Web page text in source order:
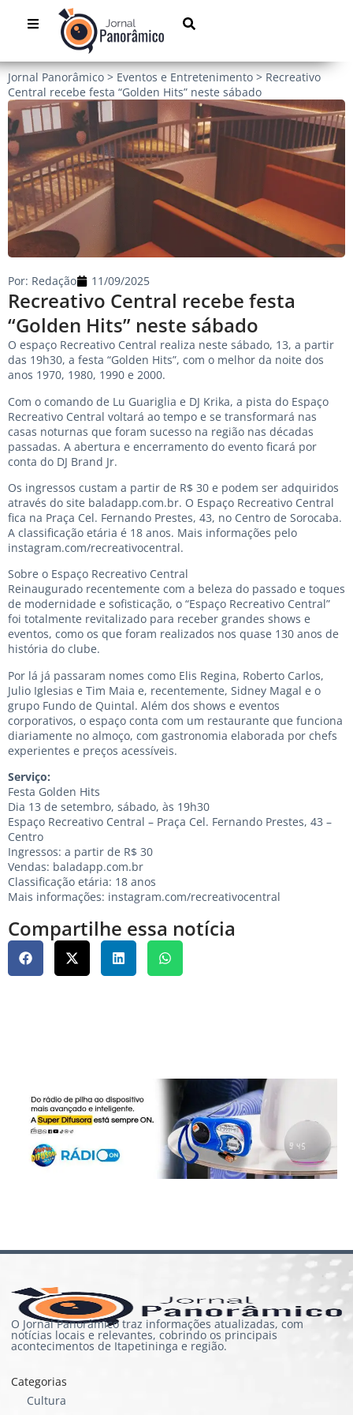
Jornal Panorâmico > Eventos e Entretenimento > Recreativo
Central recebe festa “Golden Hits” neste sábado
Recreativo Central recebe festa
“Golden Hits” neste sábado
Por: Redação 11/09/2025
O espaço Recreativo Central realiza neste sábado, 13, a partir
das 19h30, a festa “Golden Hits”, com o melhor da noite dos
anos 1970, 1980, 1990 e 2000.
Com o comando de Lu Guariglia e DJ Krika, a pista do Espaço
Recreativo Central voltará ao tempo e se transformará nas
casas noturnas que foram sucesso na região nas décadas
passadas. A abertura e encerramento do evento ficará por
conta do DJ Brand Jr.
Os ingressos custam a partir de R$ 30 e podem ser adquiridos
através do site baladapp.com.br. O Espaço Recreativo Central
fica na Praça Cel. Fernando Prestes, 43, no Centro de Sorocaba.
A classificação etária é 18 anos. Mais informações pelo
instagram.com/recreativocentral.
Sobre o Espaço Recreativo Central
Reinaugurado recentemente com a beleza do passado e toques
de modernidade e sofisticação, o “Espaço Recreativo Central”
foi totalmente revitalizado para receber grandes shows e
eventos, como os que foram realizados nos quase 130 anos de
história do clube.
Por lá já passaram nomes como Elis Regina, Roberto Carlos,
Julio Iglesias e Tim Maia e, recentemente, Sidney Magal e o
grupo Fundo de Quintal. Além dos shows e eventos
corporativos, o espaço conta com um restaurante que funciona
diariamente no almoço, com gastronomia elaborada por chefs
experientes e preços acessíveis.
Serviço:
Festa Golden Hits
Dia 13 de setembro, sábado, às 19h30
Espaço Recreativo Central – Praça Cel. Fernando Prestes, 43 –
Centro
Ingressos: a partir de R$ 30
Vendas: baladapp.com.br
Classificação etária: 18 anos
Mais informações: instagram.com/recreativocentral
Compartilhe essa notícia
O Jornal Panorâmico traz informações atualizadas, com
notícias locais e relevantes, cobrindo os principais
acontecimentos de Itapetininga e região.
Categorias
Cultura